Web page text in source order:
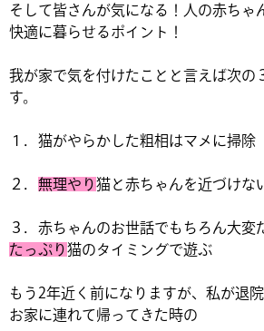
そして皆さんが気になる！人の赤ちゃ
快適に暮らせるポイント！
我が家で気を付けたことと言えば次の
す。
１．猫がやらかした粗相はマメに掃除
２． 無理やり猫と赤ちゃんを近づけな
３．赤ちゃんのお世話でもちろん大変
たっぷり猫のタイミングで遊ぶ
もう2年近く前になりますが、私が退
お家に連れて帰ってきた時の